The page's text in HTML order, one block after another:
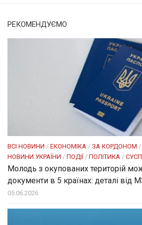
РЕКОМЕНДУЄМО
ВСІ НОВИНИ / ЕКОНОМІКА / ЗА КОРДОНОМ /
НОВИНИ УКРАЇНИ / ПОДІЇ / ПОЛІТИКА /
Молодь з окупованих територій
документи в 5 країнах: деталі від
05.06.2026